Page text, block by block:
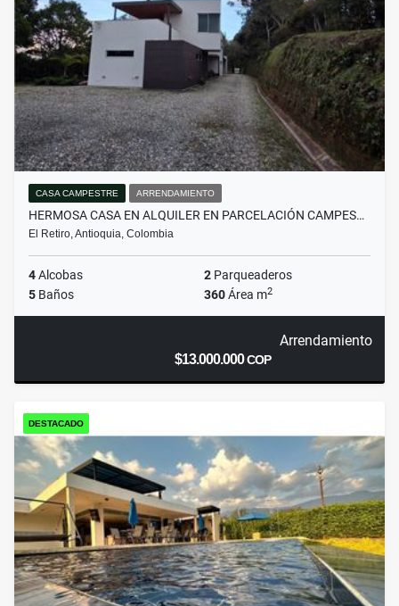
CASA CAMPESTRE ARRENDAMIENTO
HERMOSA CASA EN ALQUILER EN PARCELACIÓN CAMPES…
El Retiro, Antioquia, Colombia
4Alcobas 2 Parqueaderos
5 Baños 360Área m2
Arrendamiento
$13.000.000COP
DESTACADO